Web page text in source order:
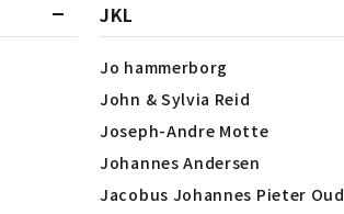
JKL
Jo hammerborg
John & Sylvia Reid
Joseph-Andre Motte
Johannes Andersen
Jacobus Johannes Pieter Oud